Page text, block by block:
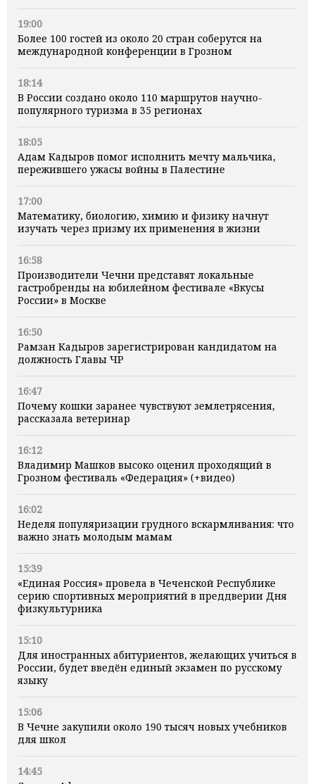
19:00
Более 100 гостей из около 20 стран соберутся на
международной конференции в Грозном
18:14
В России создано около 110 маршрутов научно-
популярного туризма в 35 регионах
18:05
Адам Кадыров помог исполнить мечту мальчика,
пережившего ужасы войны в Палестине
17:00
Математику, биологию, химию и физику начнут
изучать через призму их применения в жизни
16:58
Производители Чечни представят локальные
гастробренды на юбилейном фестивале «Вкусы
России» в Москве
16:50
Рамзан Кадыров зарегистрирован кандидатом на
должность Главы ЧР
16:47
Почему кошки заранее чувствуют землетрясения,
рассказала ветеринар
16:12
Владимир Машков высоко оценил проходящий в
Грозном фестиваль «Федерация» (+видео)
16:02
Неделя популяризации грудного вскармливания: что
важно знать молодым мамам
15:39
«Единая Россия» провела в Чеченской Республике
серию спортивных мероприятий в преддверии Дня
физкультурника
15:10
Для иностранных абитуриентов, желающих учиться в
России, будет введён единый экзамен по русскому
языку
15:06
В Чечне закупили около 190 тысяч новых учебников
для школ
14:45